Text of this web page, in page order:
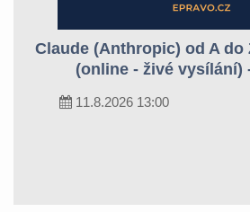
Claude (Anthropic) od A do
(online - živé vysílání)
11.8.2026 13:00